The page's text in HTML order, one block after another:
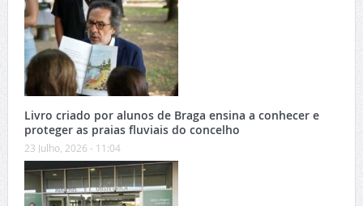
Livro criado por alunos de Braga ensina a conhecer e
proteger as praias fluviais do concelho
23 Julho, 2026 - 11:04